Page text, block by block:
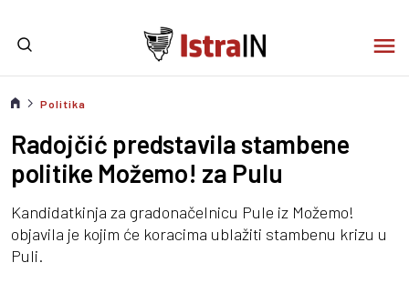
Politika
Radojčić predstavila stambene
politike Možemo! za Pulu
Kandidatkinja za gradonačelnicu Pule iz Možemo!
objavila je kojim će koracima ublažiti stambenu krizu u
Puli.